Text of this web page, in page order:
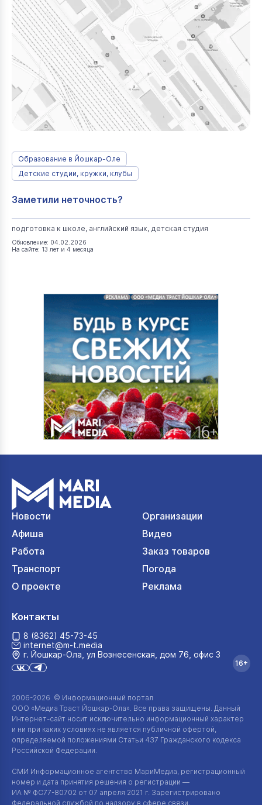
Образование в Йошкар-Оле
Детские студии, кружки, клубы
Заметили неточность?
подготовка к школе, английский язык, детская студия
Обновление: 04.02.2026
На сайте: 13 лет и 4 месяца
Новости
Организации
Афиша
Видео
Работа
Заказ товаров
Транспорт
Погода
О проекте
Реклама
2006-2026 © Информационный портал
ООО «Медиа Траст Йошкар-Ола». Все права защищены. Данный
Интернет-сайт носит исключительно информационный характер
и ни при каких условиях не является публичной офертой,
определяемой положениями Статьи 437 Гражданского кодекса
Российской Федерации.
СМИ Информационное агентство МариМедиа, регистрационный
номер и дата принятия решения о регистрации —
ИА № ФС77-80702 от 07 апреля 2021 г. Зарегистрировано
Федеральной службой по надзору в сфере связи,
Контакты
8 (8362) 45-73-45
internet@m-t.media
г. Йошкар‑Ола, ул Вознесенская, дом 76, офис 3
16+